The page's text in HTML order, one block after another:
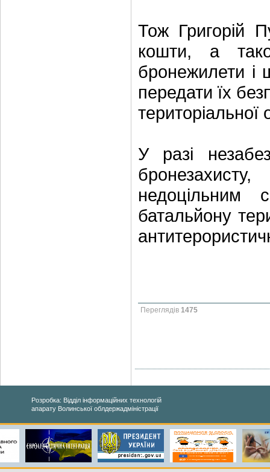
Тож Григорій
кошти, а
бронежилети і
передати їх
територіальної
У разі
недоцільним
батальйону
Переглядів 1475
Розробка: Відділ інформаційних технологій
апарату Волинської облдержадміністрації